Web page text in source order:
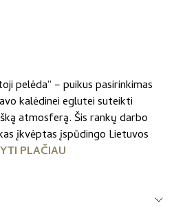
pelėda“ – puikus pasirinkimas
kalėdinei eglutei suteikti
atmosferą. Šis rankų darbo
įkvėptas įspūdingo Lietuvos
PLAČIAU